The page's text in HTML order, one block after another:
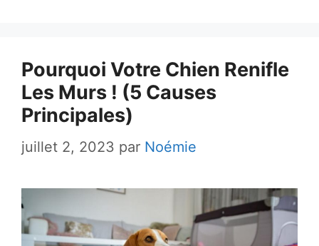
Pourquoi Votre Chien Renifle
Les Murs ! (5 Causes
Principales)
juillet 2, 2023 par Noémie